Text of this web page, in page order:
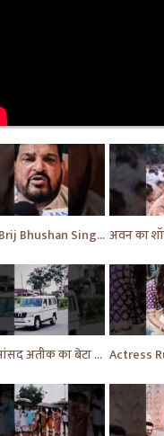
MP Brij Bhushan Singh ने Rahul Gandhi की कर दी जमकर तारीफ | News | Breaking | #shorts #yt #news
पूर्व सांसद अतीक का बेटा अहमद अली पहुंचे फतेहपुर | Uttar Pradesh | News | #shorts #yt #news #upnews